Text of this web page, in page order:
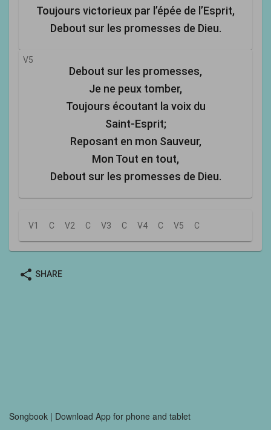
Toujours victorieux par l’épée de l’Esprit,
Debout sur les promesses de Dieu.
V5
Debout sur les promesses,
Je ne peux tomber,
Toujours écoutant la voix du
Saint-Esprit;
Reposant en mon Sauveur,
Mon Tout en tout,
Debout sur les promesses de Dieu.
V1 C V2 C V3 C V4 C V5 C
share SHARE
Songbook | Download App for phone and tablet